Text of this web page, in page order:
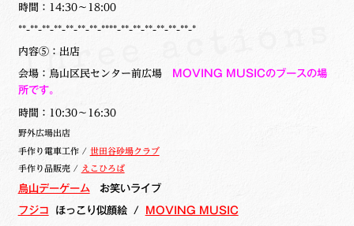
時間：14:30～18:00
**-**-**-**-**-**-**-****-**-**-**-**-**-**-*
内容⑤：出店
会場：烏山区民センター前広場
MOVING MUSICのブースの場
所です。
時間：10:30～16:30
野外広場出店
手作り電車工作 / 世田谷砂場クラブ
手作り品販売 / えこひろば
烏山デーゲームお笑いライブ
フジコ ほっこり似顔絵 / MOVING MUSIC